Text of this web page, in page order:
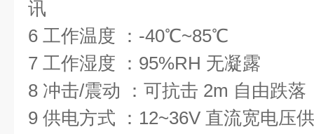
讯
6 工作温度 ：-40℃~85℃
7 工作湿度 ：95%RH 无凝露
8 冲击/震动 ：可抗击 2m 自由跌落
9 供电方式 ：12~36V 直流宽电压